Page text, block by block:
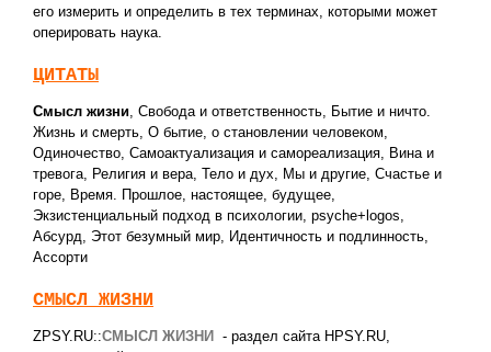
его измерить и определить в тех терминах, которыми может
оперировать наука.
ЦИТАТЫ
Смысл жизни Свобода и ответственность Бытие и ничто.
Жизнь и смерть О бытие, о становлении человеком
Одиночество Самоактуализация и самореализация Вина и
тревога Религия и вера Тело и дух Мы и другие Счастье и
горе Время. Прошлое, настоящее, будущее
Экзистенциальный подход в психологии psyche+logos
Абсурд
Этот безумный мир Идентичность и подлинность
Ассорти
СМЫСЛ ЖИЗНИ
ZPSY.RU::СМЫСЛ ЖИЗНИ - раздел сайта HPSY.RU,